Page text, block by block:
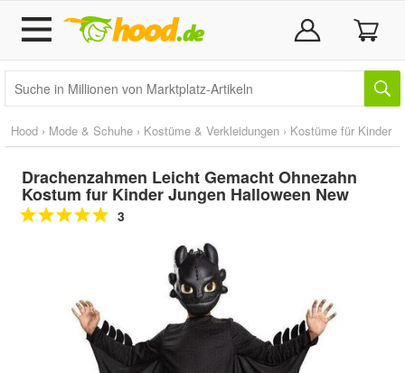
Hood › Mode & Schuhe › Kostüme & Verkleidungen › Kostüme für Kinder
Drachenzahmen Leicht Gemacht Ohnezahn
Kostum fur Kinder Jungen Halloween New
3